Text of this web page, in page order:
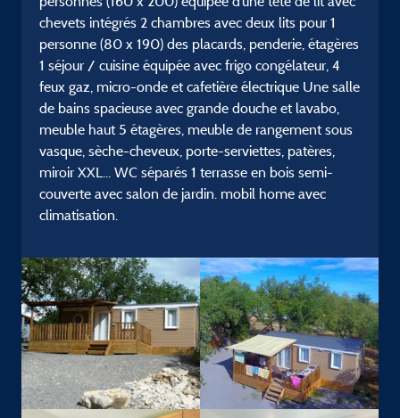
chevets intégrés 2 chambres avec deux lits pour 1
personne (80 x 190) des placards, penderie, étagères
1 séjour / cuisine équipée avec frigo congélateur, 4
feux gaz, micro-onde et cafetière électrique Une salle
de bains spacieuse avec grande douche et lavabo,
meuble haut 5 étagères, meuble de rangement sous
vasque, sèche-cheveux, porte-serviettes, patères,
miroir XXL... WC séparés 1 terrasse en bois semi-
couverte avec salon de jardin. mobil home avec
climatisation.